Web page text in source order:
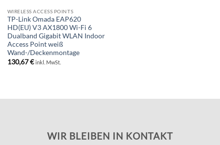
WIRELESS ACCESS POINTS
TP-Link Omada EAP620
HD(EU) V3 AX1800 Wi-Fi 6
Dualband Gigabit WLAN Indoor
Access Point weiß
Wand-/Deckenmontage
130,67€ inkl. MwSt.
WIR BLEIBEN IN KONTAKT